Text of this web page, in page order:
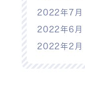
2022年7月
2022年6月
2022年2月